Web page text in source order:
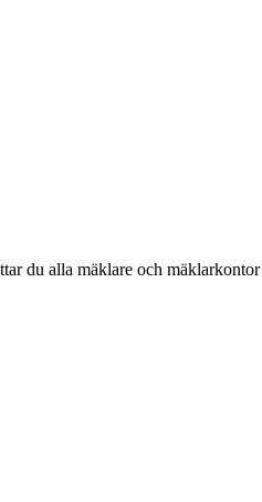
du alla mäklare och mäklarkontor